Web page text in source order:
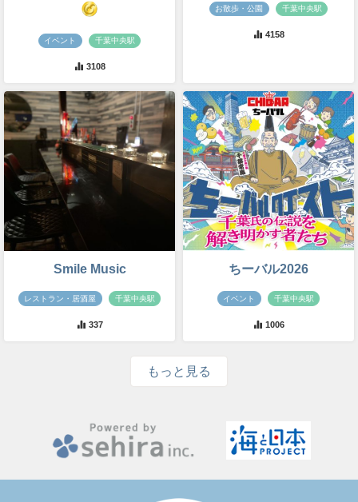
イベント 千葉中央駅
3108
お散歩・公園 千葉中央駅
4158
Smile Music
レストラン・居酒屋 千葉中央駅
337
ちーバル2026
イベント 千葉中央駅
1006
もっと見る